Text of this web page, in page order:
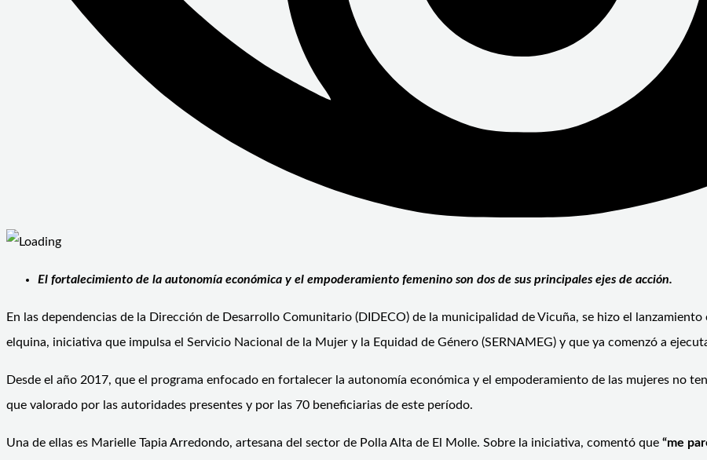
El fortalecimiento de la autonomía económica y el empoderamiento femenino son dos de sus principales ejes de acción.
En las dependencias de la Dirección de Desarrollo Comunitario (DIDECO) de la municipalidad de Vicuña, se hizo el
elquina, iniciativa que impulsa el Servicio Nacional de la Mujer y la Equidad de Género (SERNAMEG) y que ya comenzó a
Desde el año 2017, que el programa enfocado en fortalecer la autonomía económica y el empoderamiento de las mujeres no
que valorado por las autoridades presentes y por las 70 beneficiarias de este período.
Una de ellas es Marielle Tapia Arredondo, artesana del sector de Polla Alta de El Molle. Sobre la iniciativa, comentó que “me